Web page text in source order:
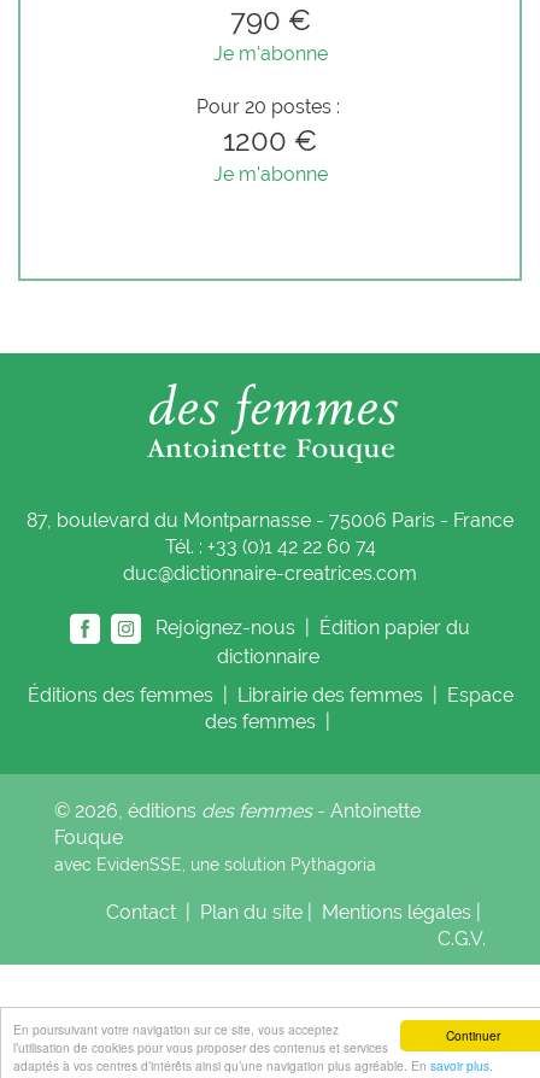
Continuer
En poursuivant votre navigation sur ce site, vous acceptez
l’utilisation de cookies pour vous proposer des contenus et services
adaptés à vos centres d’intérêts ainsi qu’une navigation plus agréable. En savoir plus.
790 €
Je m'abonne
Pour 20 postes :
1200 €
Je m'abonne
87, boulevard du Montparnasse - 75006 Paris - France
Tél. : +33 (0)1 42 22 60 74
duc@dictionnaire-creatrices.com
Rejoignez-nous |
Édition papier du
dictionnaire
Éditions des femmes Librairie des femmes
Espace
des femmes
© 2026, éditions des femmes- Antoinette
Fouque
avec EvidenSSE, une solution Pythagoria
Contact Plan du site Mentions légales
C.G.V.